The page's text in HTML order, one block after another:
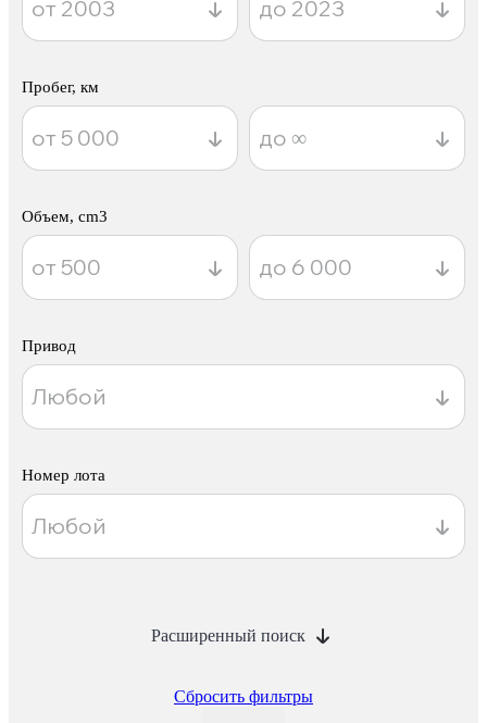
Пробег, км
Объем, cm3
Привод
Номер лота
Расширенный поиск
Сбросить фильтры